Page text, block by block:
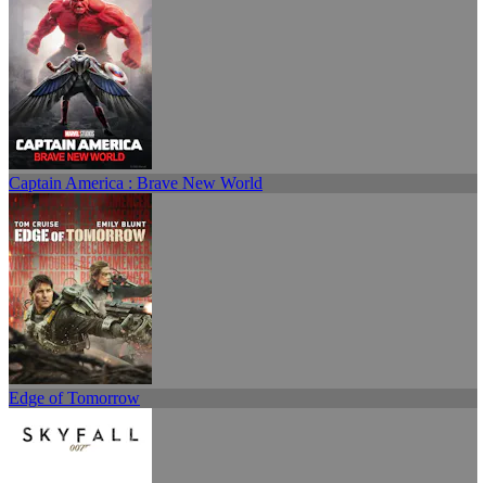
Captain America : Brave New World
Edge of Tomorrow